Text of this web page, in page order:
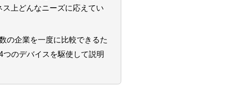
上どんなニーズに応えてい
の企業を一度に比較できるた
のデバイスを駆使して説明